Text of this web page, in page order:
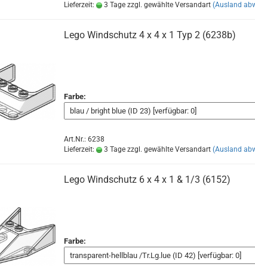
Lieferzeit:
3 Tage zzgl. gewählte Versandart (Ausland
Lego Windschutz 4 x 4 x 1 Typ 2 (6238b)
Farbe:
Art.Nr.: 6238
Lieferzeit:
3 Tage zzgl. gewählte Versandart (Ausland
Lego Windschutz 6 x 4 x 1 & 1/3 (6152)
Farbe: